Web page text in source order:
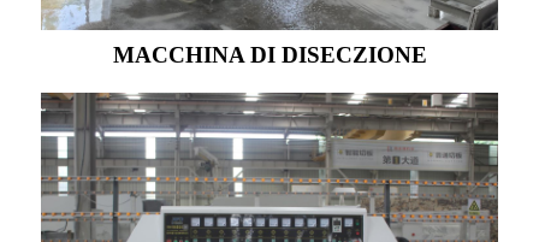
MACCHINA DI DISECZIONE